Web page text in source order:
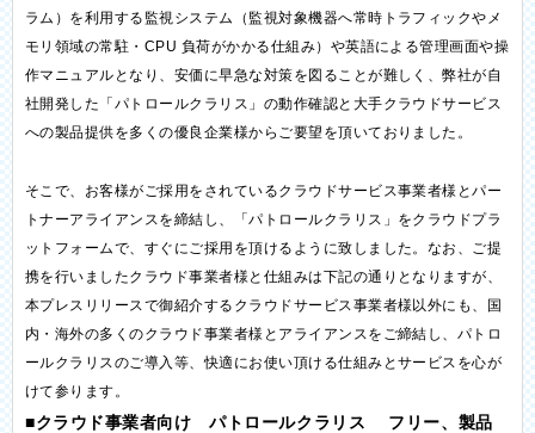
ラム）を利用する監視システム（監視対象機器へ常時トラフィックやメ
モリ領域の常駐・CPU 負荷がかかる仕組み）や英語による管理画面や操
作マニュアルとなり、安価に早急な対策を図ることが難しく、弊社が自
社開発した「パトロールクラリス」の動作確認と大手クラウドサービス
への製品提供を多くの優良企業様からご要望を頂いておりました。
そこで、お客様がご採用をされているクラウドサービス事業者様とパー
トナーアライアンスを締結し、「パトロールクラリス」をクラウドプラ
ットフォームで、すぐにご採用を頂けるように致しました。なお、ご提
携を行いましたクラウド事業者様と仕組みは下記の通りとなりますが、
本プレスリリースで御紹介するクラウドサービス事業者様以外にも、国
内・海外の多くのクラウド事業者様とアライアンスをご締結し、パトロ
ールクラリスのご導入等、快適にお使い頂ける仕組みとサービスを心が
けて参ります。
■クラウド事業者向け パトロールクラリス フリー、製品